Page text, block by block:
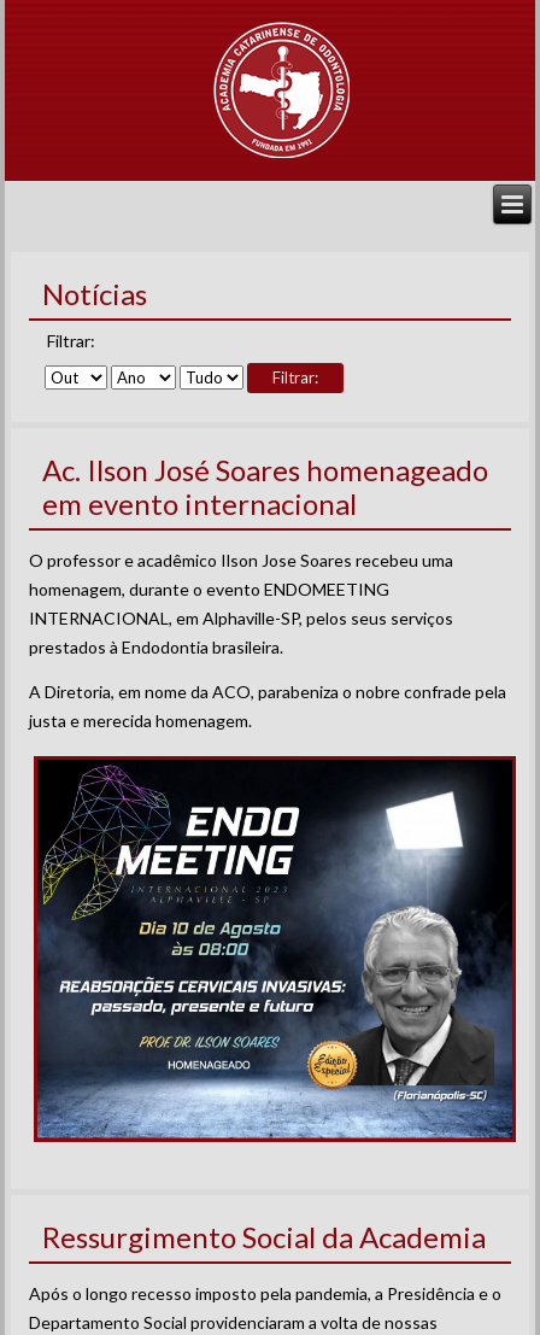
Notícias
Filtrar:
Filtrar:
Ac. Ilson José Soares homenageado
em evento internacional
O professor e acadêmico Ilson Jose Soares recebeu uma
homenagem, durante o evento ENDOMEETING
INTERNACIONAL, em Alphaville-SP, pelos seus serviços
prestados à Endodontia brasileira.
A Diretoria, em nome da ACO, parabeniza o nobre confrade pela
justa e merecida homenagem.
Ressurgimento Social da Academia
Após o longo recesso imposto pela pandemia, a Presidência e o
Departamento Social providenciaram a volta de nossas